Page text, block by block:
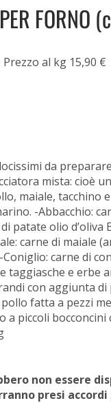
FORNO
Prezzo al kg 15,90 €
da
mista: cioè
maiale, tacchino
-Abbacchio:
patate olio d’oliva
carne di maiale
carne di
taggiasche e erbe
con aggiunta di
fatta a pezzi
a piccoli
non essere
presi accordi